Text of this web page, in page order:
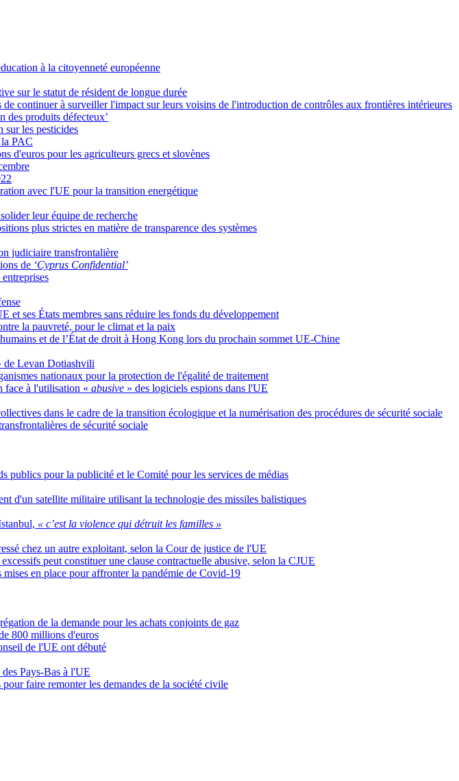
à la citoyenneté européenne
sur le statut de résident de longue durée
continuer à surveiller l'impact sur leurs voisins de l'introduction de contrôles aux frontières intérieures
des produits défecteux’
sur les pesticides
PAC
d'euros pour les agriculteurs grecs et slovènes
avec l'UE pour la transition energétique
leur équipe de recherche
plus strictes en matière de transparence des systèmes
judiciaire transfrontalière
de ‘Cyprus Confidential’
et ses États membres sans réduire les fonds du développement
la pauvreté, pour le climat et la paix
et de l’État de droit à Hong Kong lors du prochain sommet UE-Chine
de Levan Dotiashvili
nationaux pour la protection de l'égalité de traitement
face à l'utilisation « abusive » des logiciels espions dans l'UE
dans le cadre de la transition écologique et la numérisation des procédures de sécurité sociale
de sécurité sociale
publics pour la publicité et le Comité pour les services de médias
d'un satellite militaire utilisant la technologie des missiles balistiques
« c’est la violence qui détruit les familles »
chez un autre exploitant, selon la Cour de justice de l'UE
peut constituer une clause contractuelle abusive, selon la CJUE
en place pour affronter la pandémie de Covid-19
de la demande pour les achats conjoints de gaz
800 millions d'euros
de l'UE ont débuté
Pays-Bas à l'UE
faire remonter les demandes de la société civile